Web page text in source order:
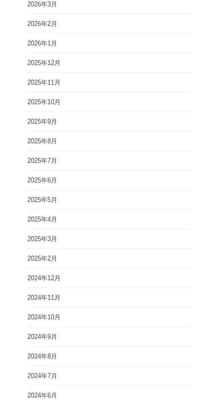
2026年3月
2026年2月
2026年1月
2025年12月
2025年11月
2025年10月
2025年9月
2025年8月
2025年7月
2025年6月
2025年5月
2025年4月
2025年3月
2025年2月
2024年12月
2024年11月
2024年10月
2024年9月
2024年8月
2024年7月
2024年6月